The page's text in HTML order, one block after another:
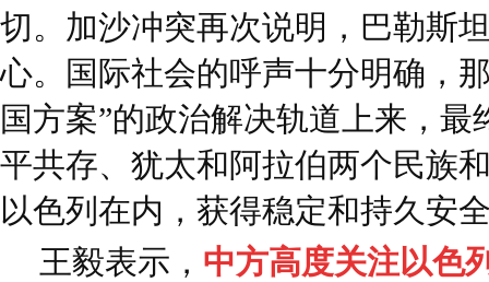
切。加沙冲突再次说明，巴勒斯
心。国际社会的呼声十分明确，
国方案”的政治解决轨道上来，
平共存、犹太和阿拉伯两个民族
以色列在内，获得稳定和持久安
王毅表示， 中方高度关注以色